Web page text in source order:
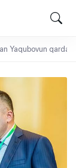
Yaqubovun